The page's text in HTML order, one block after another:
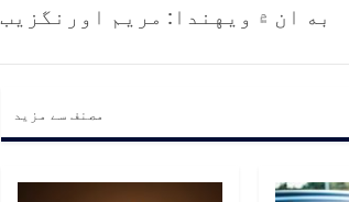
به ان ۾ ويهندا: مريم اورنگزيب
مصنف سے مزید